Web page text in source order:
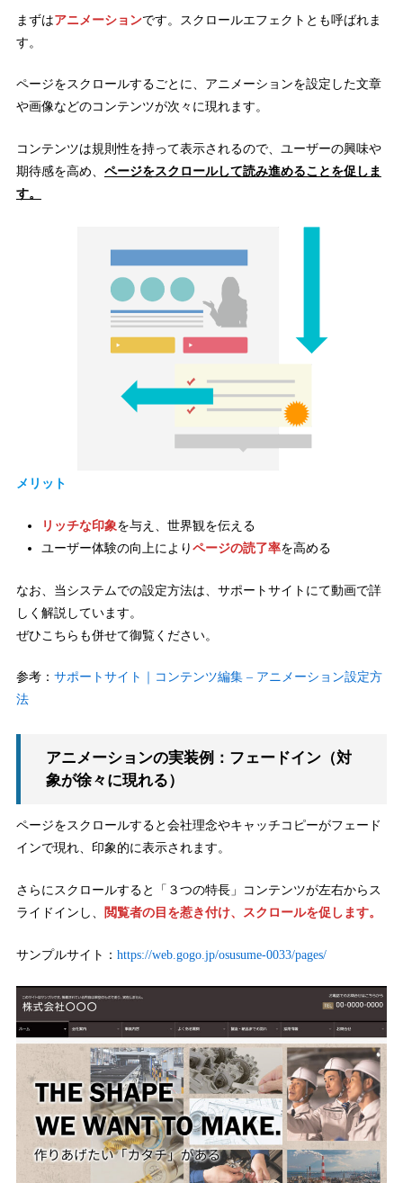
まずはアニメーションです。スクロールエフェクトとも呼ばれま
す。
ページをスクロールするごとに、アニメーションを設定した文章
や画像などのコンテンツが次々に現れます。
コンテンツは規則性を持って表示されるので、ユーザーの興味や
期待感を高め、 ページをスクロールして読み進めることを促しま
す。
メリット
リッチな印象を与え、世界観を伝える
ユーザー体験の向上により ページの読了率を高める
なお、当システムでの設定方法は、サポートサイトにて動画で詳
しく解説しています。
ぜひこちらも併せて御覧ください。
参考： サポートサイト｜コンテンツ編集 – アニメーション設定方
法
アニメーションの実装例：フェードイン（対
象が徐々に現れる）
ページをスクロールすると会社理念やキャッチコピーがフェード
インで現れ、印象的に表示されます。
さらにスクロールすると「３つの特長」コンテンツが左右からス
ライドインし、
閲覧者の目を惹き付け、スクロールを促します。
サンプルサイト： https://web.gogo.jp/osusume-0033/pages/